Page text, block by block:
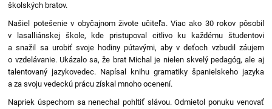
školských bratov.
Našiel potešenie v obyčajnom živote učiteľa. Viac ako 30 rokov pôsobil
v lasalliánskej škole, kde pristupoval citlivo ku každému študentovi
a snažil sa urobiť svoje hodiny pútavými, aby v deťoch vzbudil záujem
o vzdelávanie. Ukázalo sa, že brat Michal je nielen skvelý pedagóg, ale aj
talentovaný jazykovedec. Napísal knihu gramatiky španielskeho jazyka
a za svoju vedeckú prácu získal mnoho ocenení.
Napriek úspechom sa nenechal pohltiť slávou. Odmietol ponuku venovať